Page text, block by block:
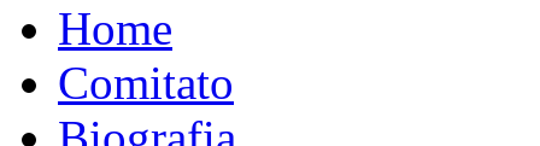
Home
Comitato